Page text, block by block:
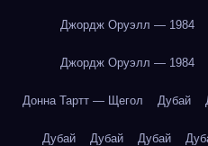
Джордж Оруэлл — 1984
Джордж Оруэлл — 1984
Донна Тартт — Щегол Дубай
Дубай Дубай Дубай